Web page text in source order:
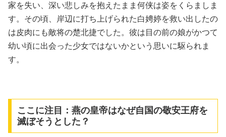
家を失い、深い悲しみを抱えたまま何侠は姿をくらましま
す。その頃、岸辺に打ち上げられた白娉婷を救い出したの
は皮肉にも敵将の楚北捷でした。彼は目の前の娘がかつて
幼い頃に出会った少女ではないかという思いに駆られま
す。
ここに注目：燕の皇帝はなぜ自国の敬安王府を
滅ぼそうとした？